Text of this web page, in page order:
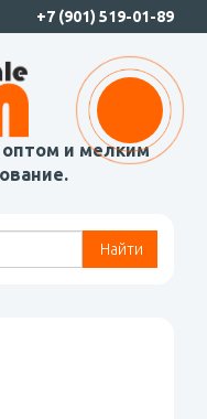
+7 (901) 519-01-89
и мелким
Найти